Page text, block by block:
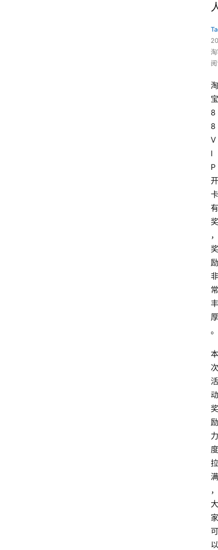
淘
宝
8
8
V
I
P
开
卡
有
奖
，
奖
励
非
常
丰
厚
。
本
次
活
动
奖
励
力
度
拉
满
，
大
家
可
以